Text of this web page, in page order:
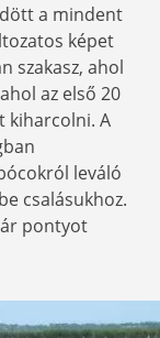
a mindent
képet
szakasz, ahol
az első 20
kiharcolni. A
leváló
csalásukhoz.
pontyot